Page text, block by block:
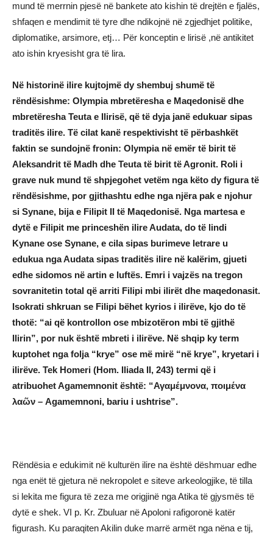
mund të merrnin pjesë në bankete ato kishin të drejtën e fjalës,
shfaqen e mendimit të tyre dhe ndikojnë në zgjedhjet politike,
diplomatike, arsimore, etj… Për konceptin e lirisë ,në antikitet
ato ishin kryesisht gra të lira.
Në historinë ilire kujtojmë dy shembuj shumë të
rëndësishme: Olympia mbretëresha e Maqedonisë dhe
mbretëresha Teuta e Ilirisë, që të dyja janë edukuar sipas
traditës ilire. Të cilat kanë respektivisht të përbashkët
faktin se sundojnë fronin: Olympia në emër të birit të
Aleksandrit të Madh dhe Teuta të birit të Agronit. Roli i
grave nuk mund të shpjegohet vetëm nga këto dy figura të
rëndësishme, por gjithashtu edhe nga njëra pak e njohur
si Synane, bija e Filipit II të Maqedonisë. Nga martesa e
dytë e Filipit me princeshën ilire Audata, do të lindi
Kynane ose Synane, e cila sipas burimeve letrare u
edukua nga Audata sipas traditës ilire në kalërim, gjueti
edhe sidomos në artin e luftës. Emri i vajzës na tregon
sovranitetin total që arriti Filipi mbi ilirët dhe maqedonasit.
Isokrati shkruan se Filipi bëhet kyrios i ilirëve, kjo do të
thotë: “ai që kontrollon ose mbizotëron mbi të gjithë
Ilirin”, por nuk është mbreti i ilirëve. Në shqip ky term
kuptohet nga folja “krye” ose më mirë “në krye”, kryetari i
ilirëve. Tek Homeri (Hom. Iliada II, 243) termi që i
atribuohet Agamemnonit është: “Αγαμέμνονα, ποιμένα
λαῶν – Agamemnoni, bariu i ushtrise”.
Rëndësia e edukimit në kulturën ilire na është dëshmuar edhe
nga enët të gjetura në nekropolet e siteve arkeologjike, të tilla
si lekita me figura të zeza me origjinë nga Atika të gjysmës të
dytë e shek. VI p. Kr. Zbuluar në Apoloni rafigoronë katër
figurash. Ku paraqiten Akilin duke marrë armët nga nëna e tij,